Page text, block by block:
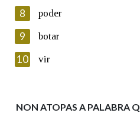
Lin e acepto as
Introduce o código que
8 poder
9 botar
10 vir
NON ATOPAS A PALABRA